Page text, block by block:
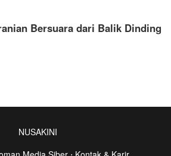
Bersuara dari Balik Dinding
NUSAKINI